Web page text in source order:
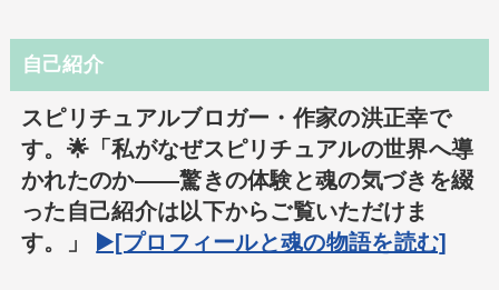
自己紹介
スピリチュアルブロガー・作家の洪正幸で
す。🌟「私がなぜスピリチュアルの世界へ導
かれたのか――驚きの体験と魂の気づきを綴
った自己紹介は以下からご覧いただけま
す。」 ▶️[プロフィールと魂の物語を読む]